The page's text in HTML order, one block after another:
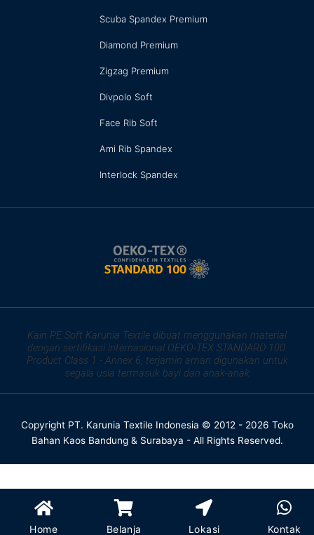
Scuba Spandex Premium
Diamond Premium
Zigzag Premium
Divpolo Soft
Face Rib Soft
Ami Rib Spandex
Interlock Spandex
Kain PE Soft Karunia Textile dibuat menggunakan material
dengan sertifikasi internasional OEKO-TEX STANDARD 100.
Product Class 1 - Annex 6, terjamin aman digunakan untuk
segala usia termasuk bayi dan anak-anak
Copyright PT. Karunia Textile Indonesia © 2012 - 2026 Toko
Bahan Kaos Bandung & Surabaya - All Rights Reserved.
Home Belanja Lokasi Kontak